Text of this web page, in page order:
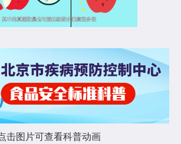
击图片可查看科普动画